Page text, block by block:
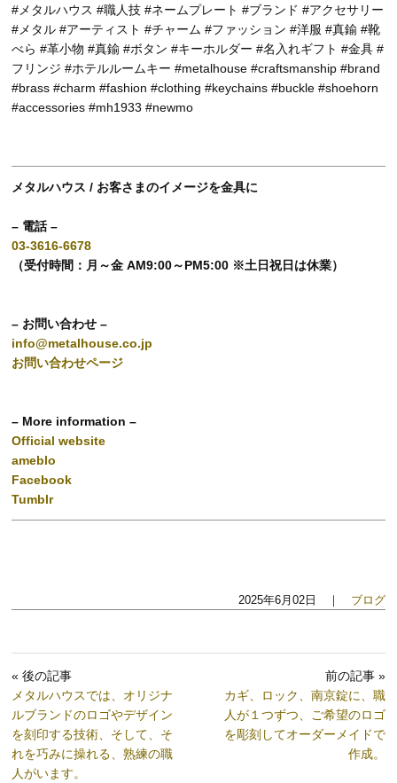
#メタルハウス #職人技 #ネームプレート #ブランド #アクセサリー
#メタル #アーティスト #チャーム #ファッション #洋服 #真鍮 #靴
べら #革小物 #真鍮 #ボタン #キーホルダー #名入れギフト #金具 #
フリンジ #ホテルルームキー #metalhouse #craftsmanship #brand
#brass #charm #fashion #clothing #keychains #buckle #shoehorn
#accessories #mh1933 #newmo
メタルハウス / お客さまのイメージを金具に
– 電話 –
03-3616-6678
（受付時間：月～金 AM9:00～PM5:00 ※土日祝日は休業）
– お問い合わせ –
info@metalhouse.co.jp
お問い合わせページ
– More information –
Official website
ameblo
Facebook
Tumblr
2025年6月02日 ｜ ブログ
« 後の記事
メタルハウスでは、オリジナ
ルブランドのロゴやデザイン
を刻印する技術、そして、そ
れを巧みに操れる、熟練の職
人がいます。
前の記事 »
カギ、ロック、南京錠に、職
人が１つずつ、ご希望のロゴ
を彫刻してオーダーメイドで
作成。